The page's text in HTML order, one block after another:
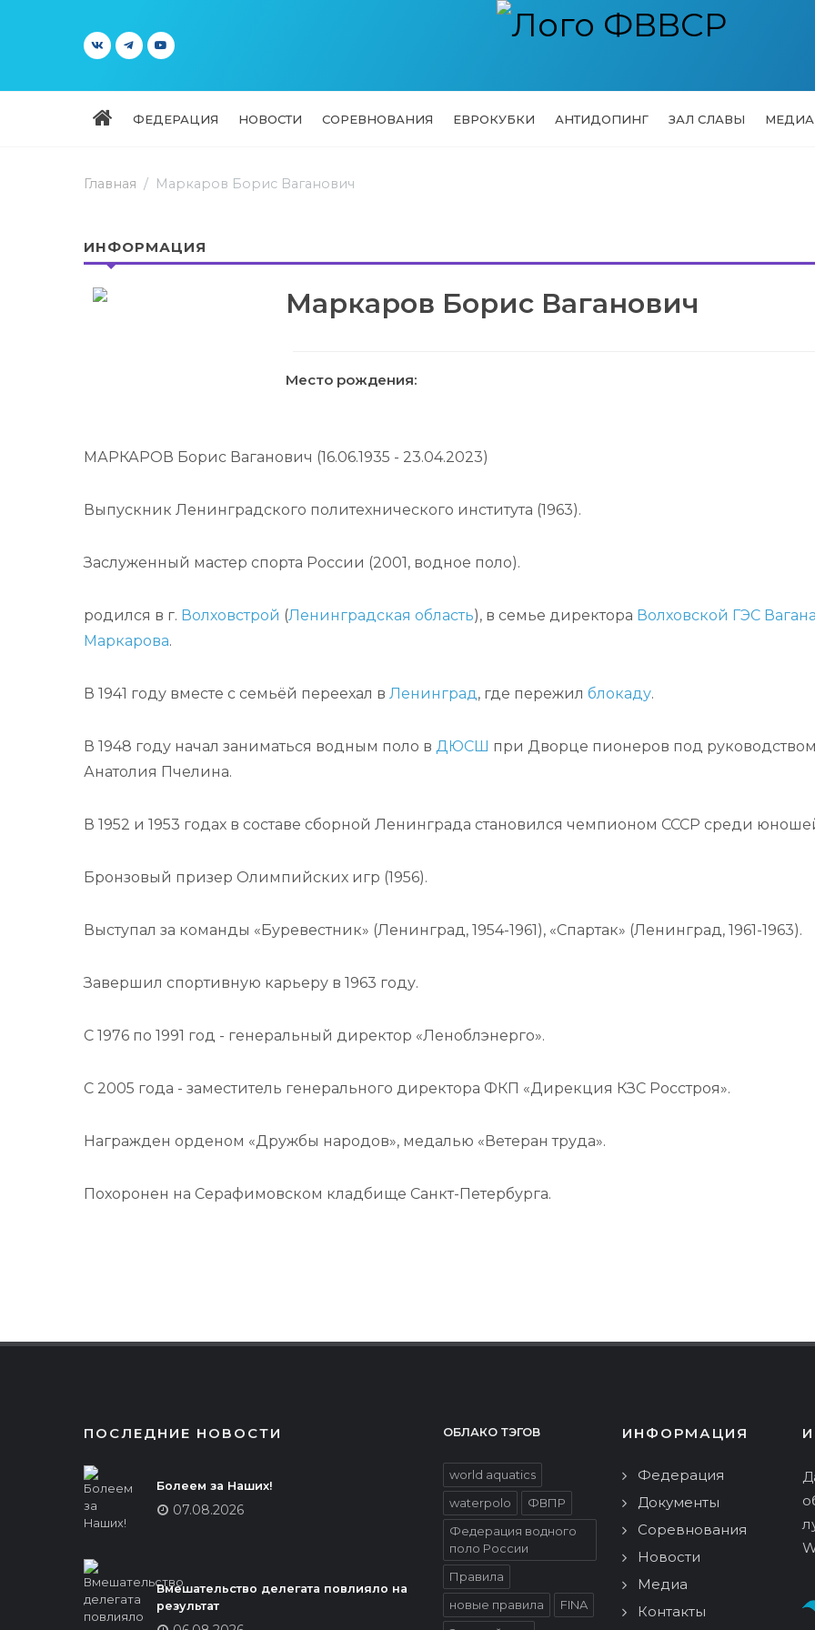
ФЕДЕРАЦИЯ НОВОСТИ СОРЕВНОВАНИЯ ЕВРОКУБКИ АНТИДОПИНГ ЗАЛ СЛАВЫ МЕДИА
Главная Маркаров Борис Ваганович
ИНФОРМАЦИЯ
Маркаров Борис Ваганович
Место рождения:
МАРКАРОВ Борис Ваганович (16.06.1935 - 23.04.2023)
Выпускник Ленинградского политехнического института (1963).
Заслуженный мастер спорта России (2001, водное поло).
родился в г. Волховстрой (Ленинградская область), в семье директора Волховской ГЭС
Маркарова.
В 1941 году вместе с семьёй переехал в Ленинград, где пережил блокаду.
В 1948 году начал заниматься водным поло в ДЮСШ при Дворце пионеров под
Анатолия Пчелина.
В 1952 и 1953 годах в составе сборной Ленинграда становился чемпионом СССР среди
Бронзовый призер Олимпийских игр (1956).
Выступал за команды «Буревестник» (Ленинград, 1954-1961), «Спартак» (Ленинград, 1961-1963).
Завершил спортивную карьеру в 1963 году.
С 1976 по 1991 год - генеральный директор «Леноблэнерго».
С 2005 года - заместитель генерального директора ФКП «Дирекция КЗС Росстроя».
Награжден орденом «Дружбы народов», медалью «Ветеран труда».
Похоронен на Серафимовском кладбище Санкт-Петербурга.
ПОСЛЕДНИЕ НОВОСТИ
Болеем за Наших!
07.08.2026
Вмешательство делегата повлияло на
результат
ОБЛАКО ТЭГОВ
world aquatics
waterpolo
ФВПР
Федерация водного
поло России
Правила
новые правила
FINA
ИНФОРМАЦИЯ
Федерация
Документы
Соревнования
Новости
Медиа
Контакты